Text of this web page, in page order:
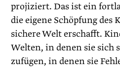
projiziert. Das ist ein
die eigene Schöpfung des
sichere Welt erschafft.
Welten, in denen sie sich
zufügen, in denen sie